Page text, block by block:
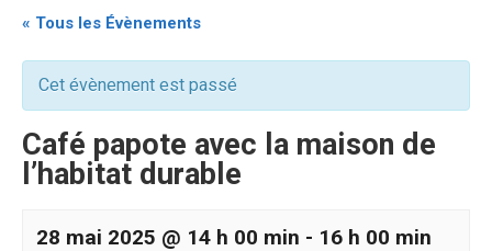
« Tous les Évènements
Cet évènement est passé
Café papote avec la maison de
l’habitat durable
28 mai 2025 @ 14 h 00 min - 16 h 00 min